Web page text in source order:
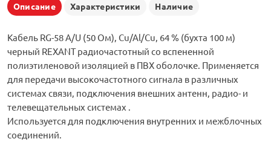
Описание Характеристики Наличие
Кабель RG-58 A/U (50 Ом), Cu/Al/Cu, 64 % (бухта 100 м)
черный REXANT радиочастотный со вспененной
полиэтиленовой изоляцией в ПВХ оболочке. Применяется
для передачи высокочастотного сигнала в различных
системах связи, подключения внешних антенн, радио- и
телевещательных системах .
Используется для подключения внутренних и межблочных
соединений.